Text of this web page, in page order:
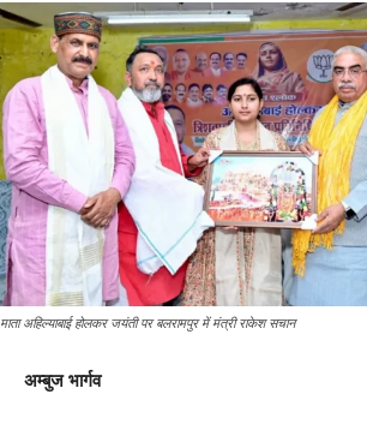
माता अहिल्याबाई होलकर जयंती पर बलरामपुर में मंत्री राकेश सचान
अम्बुज भार्गव